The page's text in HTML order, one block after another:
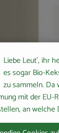
Liebe Leut', ihr
es sogar Bio-
zu sammeln. Da
mit der EU-
an